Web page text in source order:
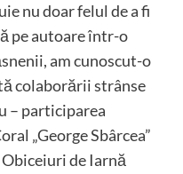
nu doar felul de a fi
pe autoare într-o
am cunoscut-o
colaborării strânse
– participarea
„George Sbârcea”
de Iarnă